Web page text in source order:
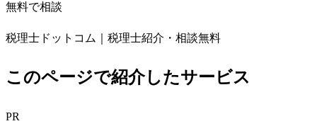
無料で相談
税理士ドットコム｜税理士紹介・相談無料
このページで紹介したサービス
PR